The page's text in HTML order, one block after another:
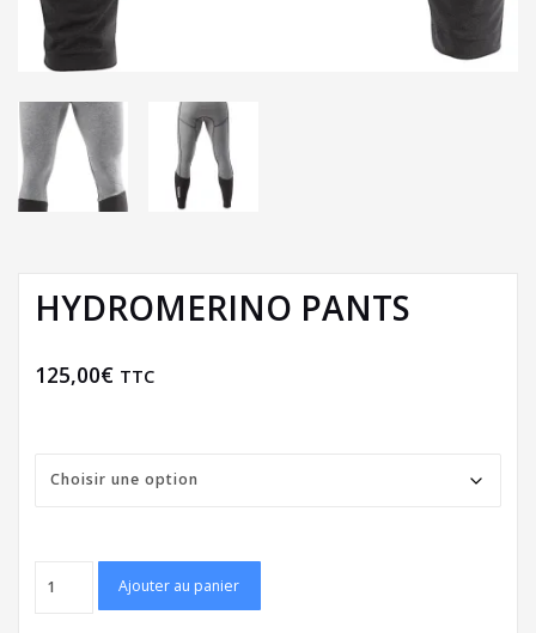
HYDROMERINO PANTS
125,00€ TTC
Ajouter au panier